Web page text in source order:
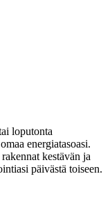
loputonta
energiatasoasi.
kestävän ja
päivästä toiseen.